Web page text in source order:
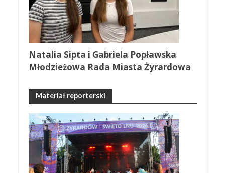
Natalia Sipta i Gabriela Popławska
Młodzieżowa Rada Miasta Żyrardowa
Materiał reporterski